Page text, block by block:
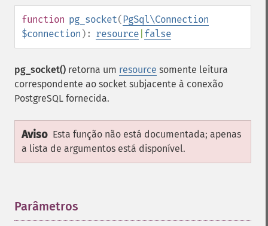
function pg_socket(PgSql\Connection
$connection ): resource false
pg_socket() retorna um resource somente leitura
correspondente ao socket subjacente à conexão
PostgreSQL fornecida.
Aviso Esta função não está documentada; apenas
a lista de argumentos está disponível.
Parâmetros